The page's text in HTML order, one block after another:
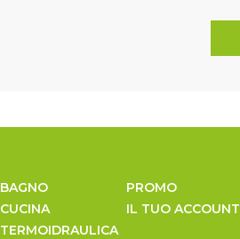
BAGNO
CUCINA
TERMOIDRAULICA
PROMO
IL TUO ACCOUNT